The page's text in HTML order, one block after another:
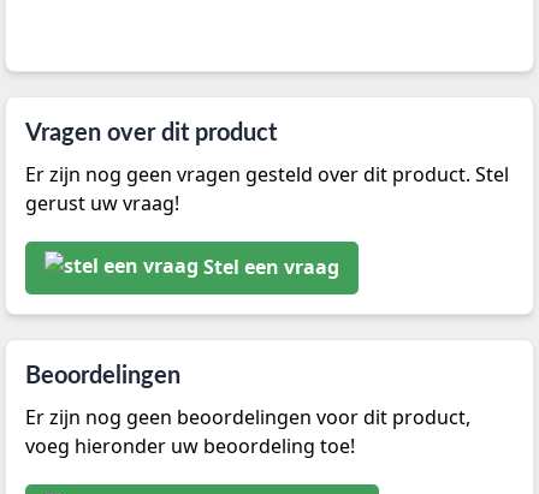
Vragen over dit product
Er zijn nog geen vragen gesteld over dit product. Stel
gerust uw vraag!
Stel een vraag
Beoordelingen
Er zijn nog geen beoordelingen voor dit product,
voeg hieronder uw beoordeling toe!